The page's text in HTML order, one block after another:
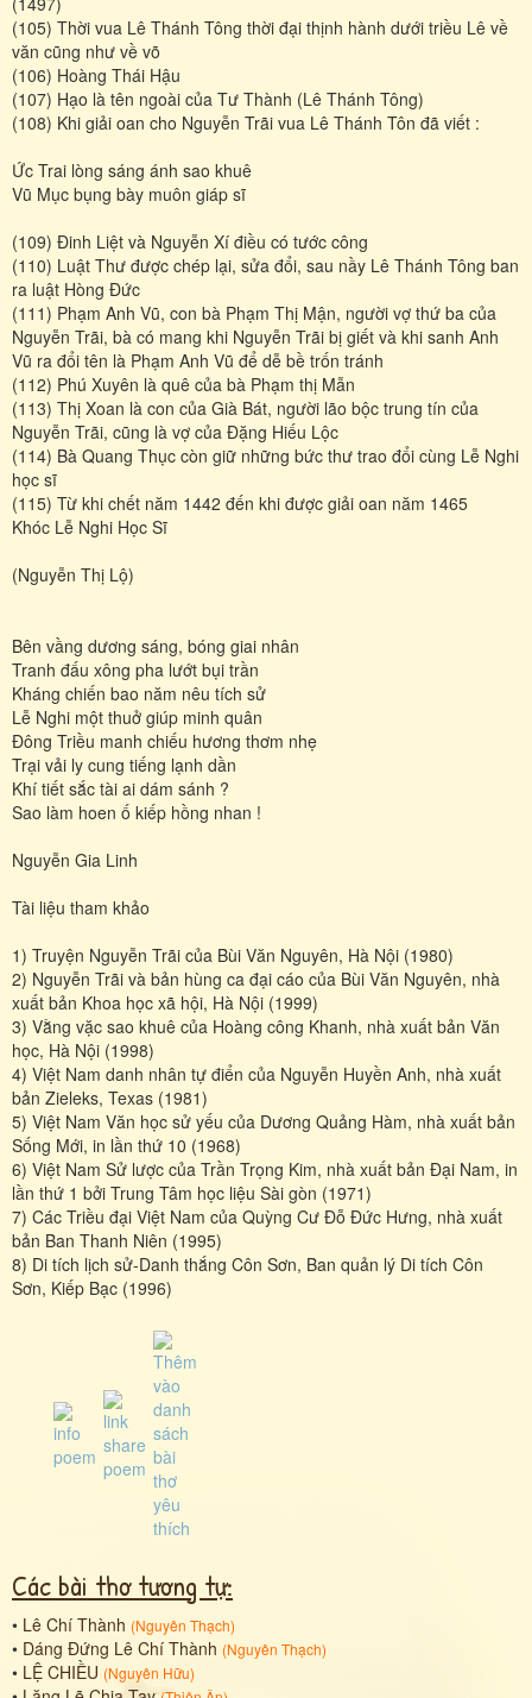
(105) Thời vua Lê Thánh Tông thời đại thịnh hành dưới triều Lê về
văn cũng như về võ
(106) Hoàng Thái Hậu
(107) Hạo là tên ngoài của Tư Thành (Lê Thánh Tông)
(108) Khi giải oan cho Nguyễn Trãi vua Lê Thánh Tôn đã viết :
Ức Trai lòng sáng ánh sao khuê
Vũ Mục bụng bày muôn giáp sĩ
(109) Đinh Liệt và Nguyễn Xí điều có tước công
(110) Luật Thư được chép lại, sửa đổi, sau nầy Lê Thánh Tông ban
ra luật Hòng Đức
(111) Phạm Anh Vũ, con bà Phạm Thị Mận, người vợ thứ ba của
Nguyễn Trãi, bà có mang khi Nguyễn Trãi bị giết và khi sanh Anh
Vũ ra đổi tên là Phạm Anh Vũ để dễ bề trốn tránh
(112) Phú Xuyên là quê của bà Phạm thị Mẫn
(113) Thị Xoan là con của Già Bát, người lão bộc trung tín của
Nguyễn Trãi, cũng là vợ của Đặng Hiếu Lộc
(114) Bà Quang Thục còn giữ những bức thư trao đổi cùng Lễ Nghi
học sĩ
(115) Từ khi chết năm 1442 đến khi được giải oan năm 1465
Khóc Lễ Nghi Học Sĩ
(Nguyễn Thị Lộ)
Bên vầng dương sáng, bóng giai nhân
Tranh đấu xông pha lướt bụi trần
Kháng chiến bao năm nêu tích sử
Lễ Nghi một thuở giúp minh quân
Đông Triều manh chiếu hương thơm nhẹ
Trại vải ly cung tiếng lạnh dần
Khí tiết sắc tài ai dám sánh ?
Sao làm hoen ố kiếp hồng nhan !
Nguyễn Gia Linh
Tài liệu tham khảo
1) Truyện Nguyễn Trãi của Bùi Văn Nguyên, Hà Nội (1980)
2) Nguyễn Trãi và bản hùng ca đại cáo của Bùi Văn Nguyên, nhà
xuất bản Khoa học xã hội, Hà Nội (1999)
3) Vằng vặc sao khuê của Hoàng công Khanh, nhà xuất bản Văn
học, Hà Nội (1998)
4) Việt Nam danh nhân tự điển của Nguyễn Huyền Anh, nhà xuất
bản Zieleks, Texas (1981)
5) Việt Nam Văn học sử yếu của Dương Quảng Hàm, nhà xuất bản
Sống Mới, in lần thứ 10 (1968)
6) Việt Nam Sử lược của Trần Trọng Kim, nhà xuất bản Đại Nam, in
lần thứ 1 bởi Trung Tâm học liệu Sài gòn (1971)
7) Các Triều đại Việt Nam của Quỳng Cư Đỗ Đức Hưng, nhà xuất
bản Ban Thanh Niên (1995)
8) Di tích lịch sử-Danh thắng Côn Sơn, Ban quản lý Di tích Côn
Sơn, Kiếp Bạc (1996)
Các bài thơ tương tự:
• Lê Chí Thành (Nguyên Thạch)
• Dáng Đứng Lê Chí Thành (Nguyên Thạch)
• LỆ CHIỀU (Nguyên Hữu)